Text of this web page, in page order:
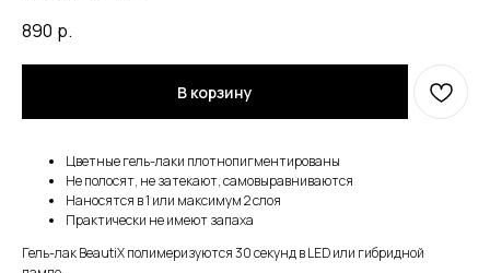
890 р.
В корзину
Цветные гель-лаки плотнопигментированы
Не полосят, не затекают, самовыравниваются
Наносятся в 1 или максимум 2 слоя
Практически не имеют запаха
Гель-лак BeautiX полимеризуются 30 секунд в LED или гибридной